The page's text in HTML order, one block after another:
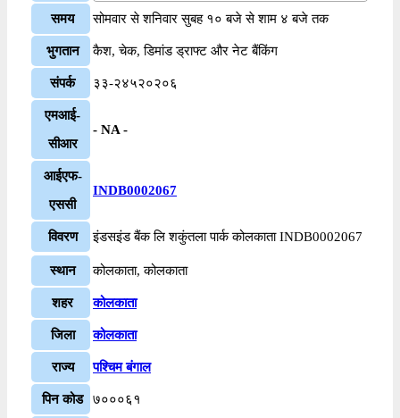
समय सोमवार से शनिवार सुबह १० बजे से शाम ४ बजे तक
भुगतान कैश, चेक, डिमांड ड्राफ्ट और नेट बैंकिंग
संपर्क ३३-२४५२०२०६
एमआई-
सीआर
- NA -
आईएफ-
एससी
INDB0002067
विवरण इंडसइंड बैंक लि शकुंतला पार्क कोलकाता INDB0002067
स्थान कोलकाता, कोलकाता
शहर कोलकाता
जिला कोलकाता
राज्य पश्चिम बंगाल
पिन कोड ७०००६१